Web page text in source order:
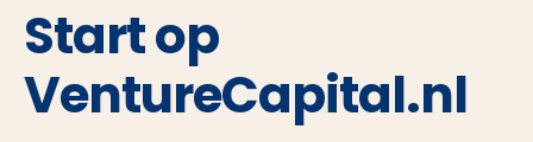
Start op
VentureCapital.nl